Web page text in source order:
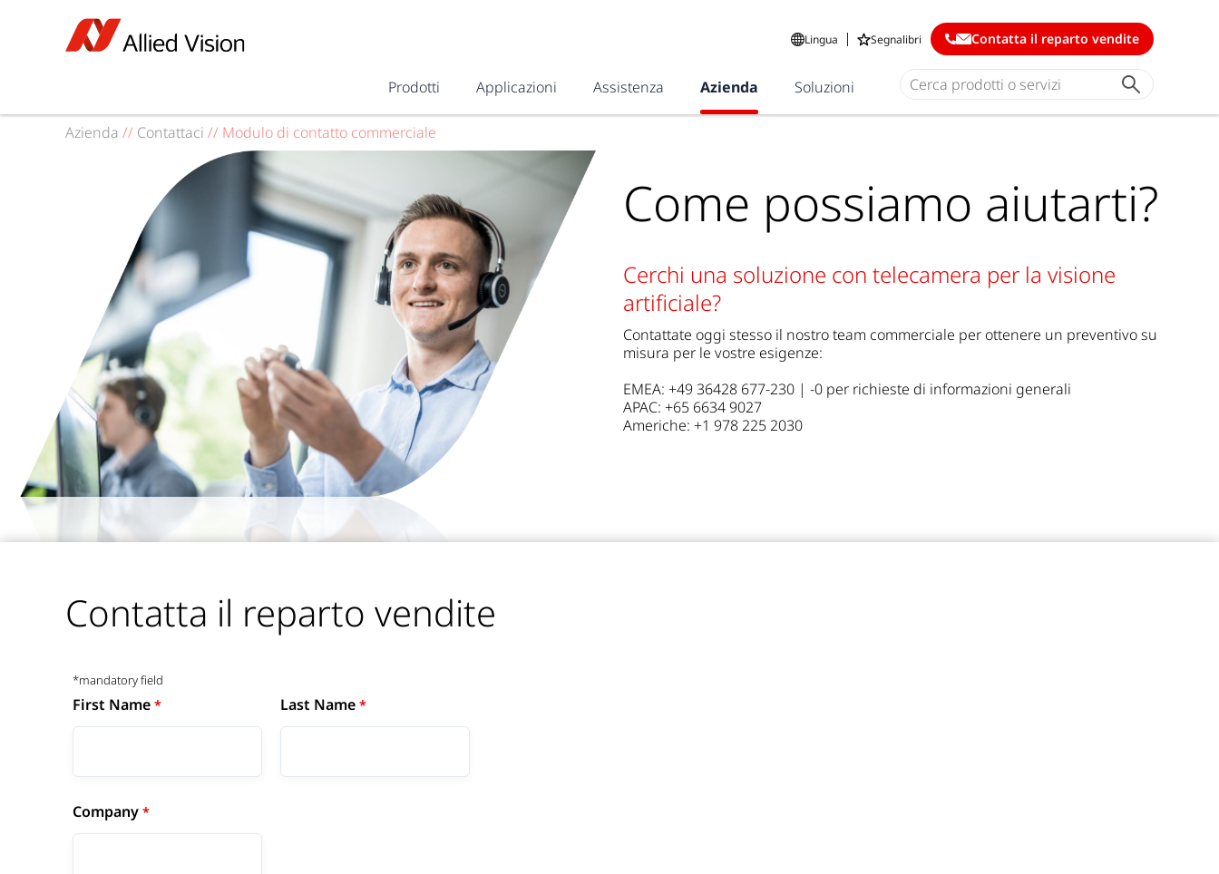
Lingua Segnalibri Contatta il reparto vendite
Prodotti Applicazioni Assistenza Azienda Soluzioni
Azienda // Contattaci // Modulo di contatto commerciale
Come possiamo aiutarti?
Cerchi una soluzione con telecamera per la visione
artificiale?
Contattate oggi stesso il nostro team commerciale per ottenere un preventivo su
misura per le vostre esigenze:
EMEA: +49 36428 677-230 | -0 per richieste di informazioni generali
APAC: +65 6634 9027
Americhe: +1 978 225 2030
Contatta il reparto vendite
*mandatory field
First Name Last Name
Company